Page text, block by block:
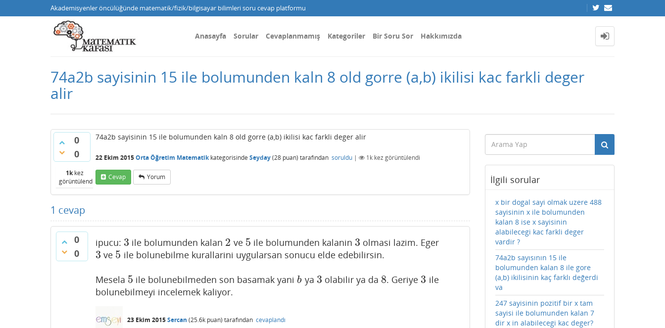
Akademisyenler öncülüğünde matematik/fizik/bilgisayar bilimleri soru cevap platformu
Anasayfa Sorular Cevaplanmamış Kategoriler Bir Soru Sor Hakkımızda
74a2b sayisinin 15 ile bolumunden kaln 8 old gorre (a,b) ikilisi kac farkli deger
alir
0
0
1kkez
görüntülendi
74a2b sayisinin 15 ile bolumunden kaln 8 old gorre (a,b) ikilisi kac farkli deger alir
22 Ekim 2015Orta Öğretim Matematikkategorisinde Seyday(28 puan) tarafından soruldu | 1k kez görüntülendi
Cevap Yorum
1 cevap
0
0
ipucu: 3
3 ile bolumunden kalan 2
2 ve 5
5 ile bolumunden kalanin 3
3 olmasi lazim. Eger
3
3 ve 5
5 ile bolunebilme kurallarini uygularsan sonucu elde edebilirsin.
Mesela 5
5 ile bolunebilmeden son basamak yani b
b ya 3
3 olabilir ya da 8
8. Geriye 3
3 ile
bolunebilmeyi incelemek kaliyor.
23 Ekim 2015Sercan (25.6k puan) tarafından cevaplandı
İlgili sorular
x bir dogal sayi olmak uzere 488
sayisinin x ile bolumunden
kalan 8 ise x sayisinin
alabilecegi kac farkli deger
vardir ?
74a2b sayısının 15 ile
bolumunden kalan 8 ile gore
(a,b) ikilisinin kaç farklı değerdi
va
247 sayisinin pozitif bir x tam
sayisi ile bolumunden kalan 7
dir x in alabilecegi kac deger?